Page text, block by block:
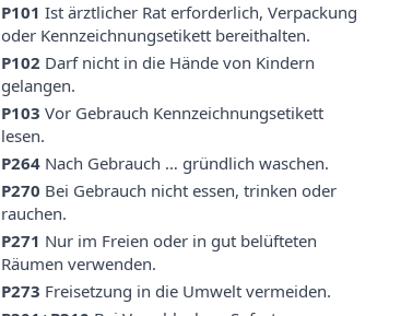
P101 Ist ärztlicher Rat erforderlich, Verpackung
oder Kennzeichnungsetikett bereithalten.
P102 Darf nicht in die Hände von Kindern
gelangen.
P103 Vor Gebrauch Kennzeichnungsetikett
lesen.
P264 Nach Gebrauch … gründlich waschen.
P270 Bei Gebrauch nicht essen, trinken oder
rauchen.
P271 Nur im Freien oder in gut belüfteten
Räumen verwenden.
P273 Freisetzung in die Umwelt vermeiden.